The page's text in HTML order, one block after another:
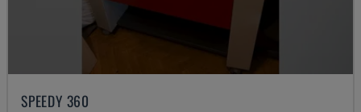
SPEEDY 360